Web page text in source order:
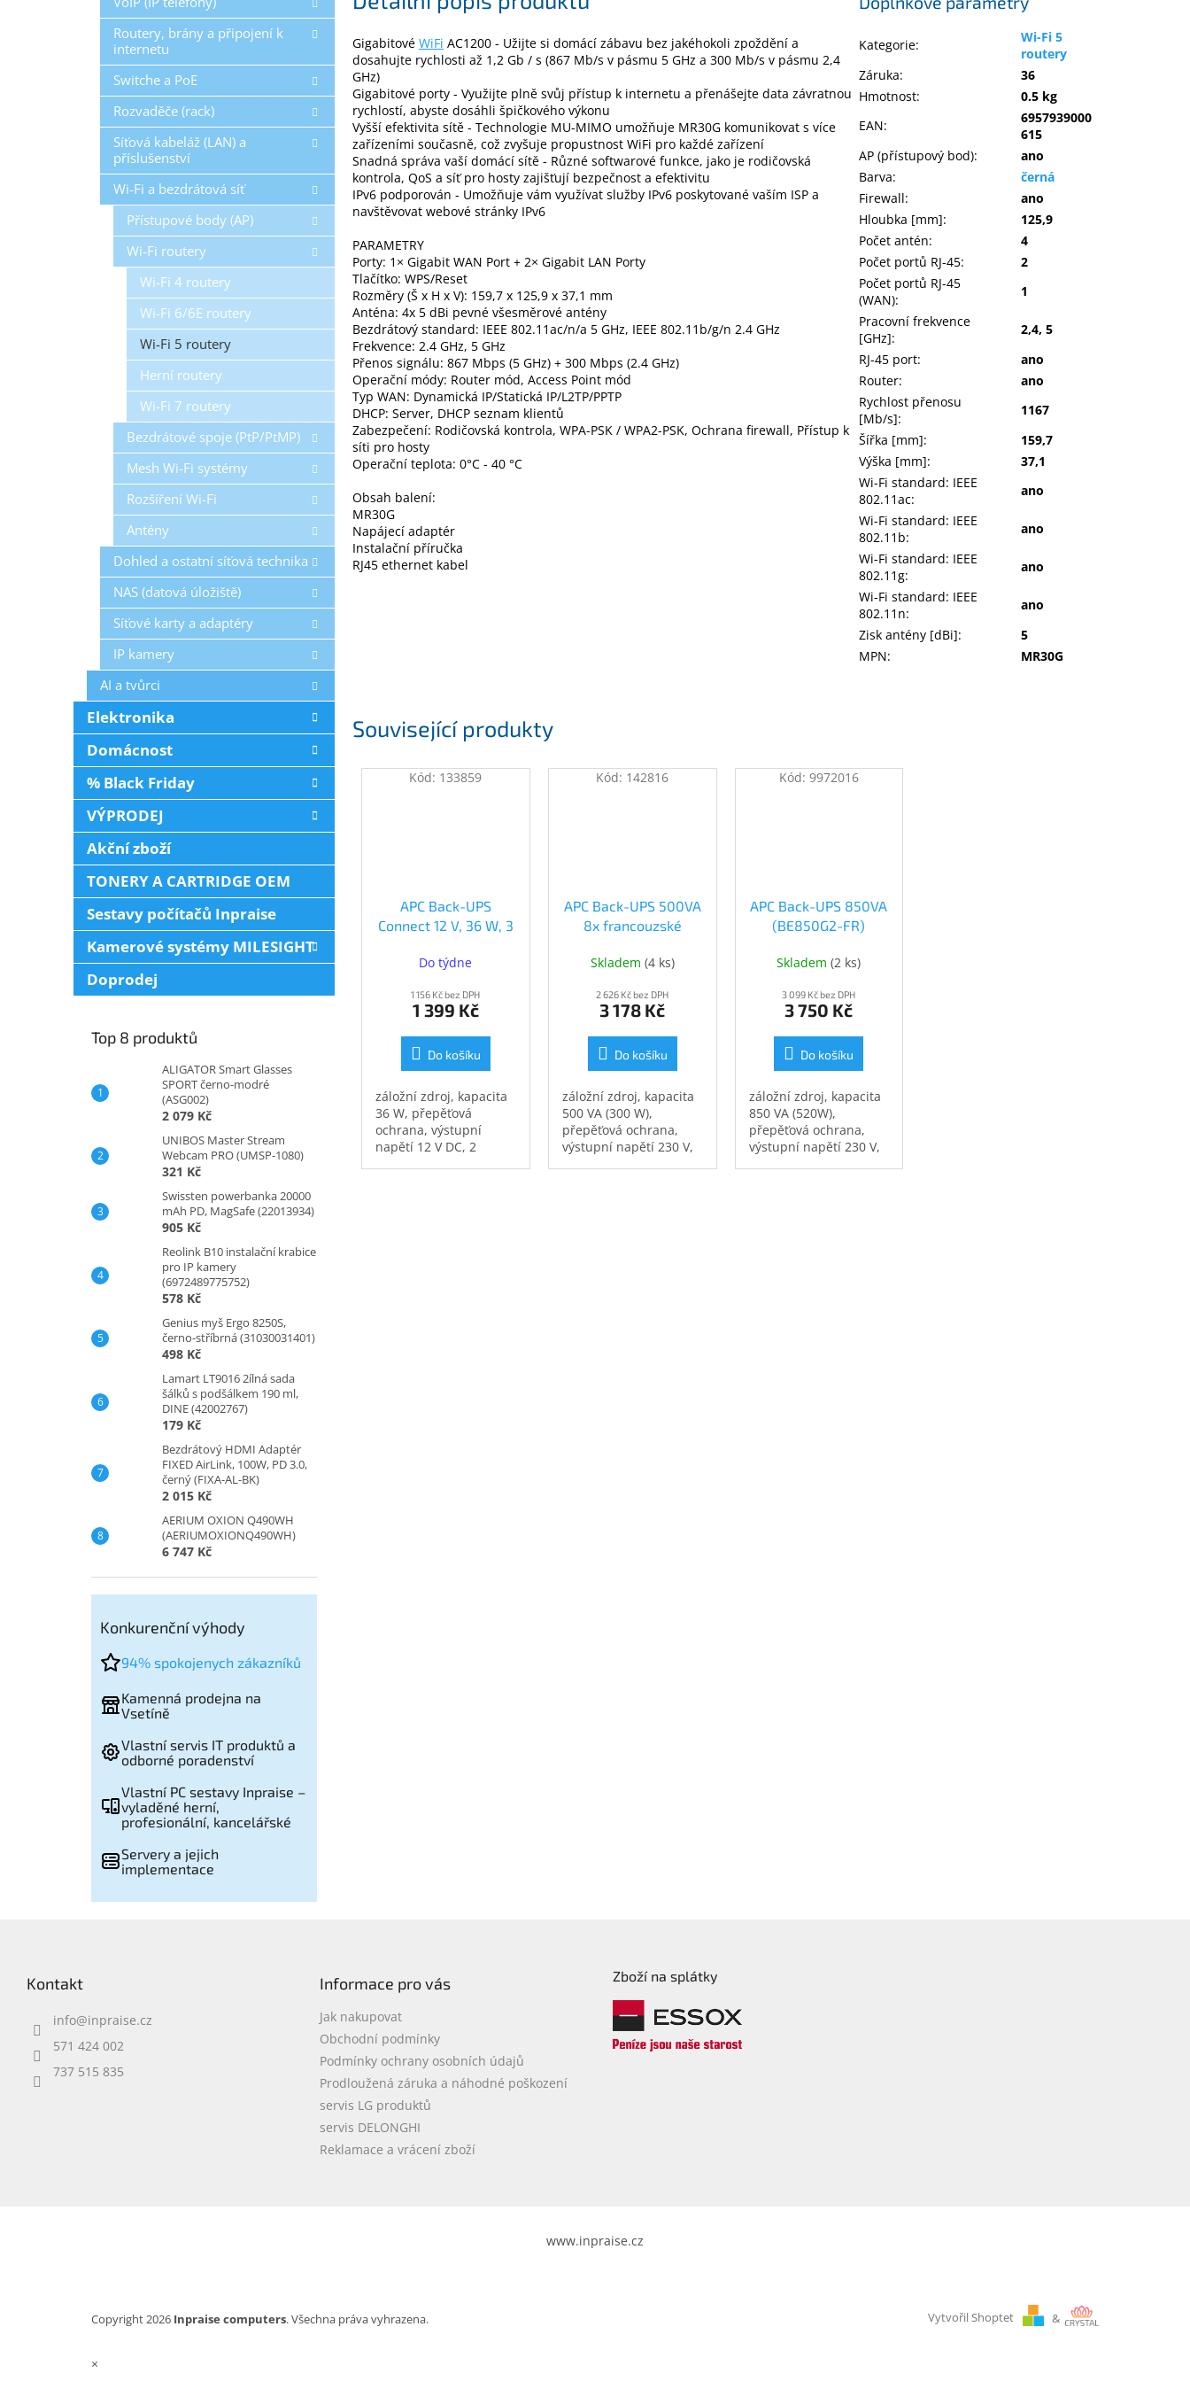
Routery, brány a připojení k
internetu
Switche a PoE
Rozvaděče (rack)
Síťová kabeláž (LAN) a
příslušenství
Wi-Fi a bezdrátová síť
Přístupové body (AP)
Wi-Fi routery
Wi-Fi 4 routery
Wi-Fi 6/6E routery
Wi-Fi 5 routery
Herní routery
Wi-Fi 7 routery
Bezdrátové spoje (PtP/PtMP)
Mesh Wi-Fi systémy
Rozšíření Wi-Fi
Antény
Dohled a ostatní síťová technika
NAS (datová úložiště)
Síťové karty a adaptéry
IP kamery
AI a tvůrci
Elektronika
Domácnost
% Black Friday
VÝPRODEJ
Akční zboží
TONERY A CARTRIDGE OEM
Sestavy počítačů Inpraise
Kamerové systémy MILESIGHT
Doprodej
Top 8 produktů
ALIGATOR Smart Glasses
SPORT černo-modré
(ASG002)
2 079 Kč
UNIBOS Master Stream
Webcam PRO (UMSP-1080)
321 Kč
Swissten powerbanka 20000
mAh PD, MagSafe (22013934)
905 Kč
Reolink B10 instalační krabice
pro IP kamery
(6972489775752)
578 Kč
Genius myš Ergo 8250S,
černo-stříbrná (31030031401)
498 Kč
Lamart LT9016 2ílná sada
šálků s podšálkem 190 ml,
DINE (42002767)
179 Kč
Bezdrátový HDMI Adaptér
FIXED AirLink, 100W, PD 3.0,
černý (FIXA-AL-BK)
2 015 Kč
AERIUM OXION Q490WH
(AERIUMOXIONQ490WH)
6 747 Kč
Konkurenční výhody
94% spokojenych zákazníků
Kamenná prodejna na
Vsetíně
Vlastní servis IT produktů a
odborné poradenství
Vlastní PC sestavy Inpraise –
vyladěné herní,
profesionální, kancelářské
Servery a jejich
implementace
Související produkty
APC Back-UPS
Connect 12 V, 36 W, 3
Do týdne
1 156 Kč bez DPH
1 399 Kč
Do košíku
záložní zdroj, kapacita
36 W, přepěťová
ochrana, výstupní
napětí 12 V DC, 2
Kód: 133859
APC Back-UPS 500VA
8x francouzské
FR)
Skladem (4 ks)
2 626 Kč bez DPH
3 178 Kč
Do košíku
záložní zdroj, kapacita
500 VA (300 W),
přepěťová ochrana,
výstupní napětí 230 V,
Kód: 142816
APC Back-UPS 850VA
(BE850G2-FR)
Skladem(2 ks)
3 099 Kč bez DPH
3 750 Kč
Do košíku
záložní zdroj, kapacita
850 VA (520W),
přepěťová ochrana,
výstupní napětí 230 V,
Kód: 9972016
Gigabitové WiFi AC1200 - Užijte si domácí zábavu bez jakéhokoli zpoždění a
dosahujte rychlosti až 1,2 Gb / s (867 Mb/s v pásmu 5 GHz a 300 Mb/s v pásmu 2,4
GHz)
Gigabitové porty - Využijte plně svůj přístup k internetu a přenášejte data závratnou
rychlostí, abyste dosáhli špičkového výkonu
Vyšší efektivita sítě - Technologie MU-MIMO umožňuje MR30G komunikovat s více
zařízeními současně, což zvyšuje propustnost WiFi pro každé zařízení
Snadná správa vaší domácí sítě - Různé softwarové funkce, jako je rodičovská
kontrola, QoS a síť pro hosty zajišťují bezpečnost a efektivitu
IPv6 podporován - Umožňuje vám využívat služby IPv6 poskytované vaším ISP a
navštěvovat webové stránky IPv6
PARAMETRY
Porty: 1× Gigabit WAN Port + 2× Gigabit LAN Porty
Tlačítko: WPS/Reset
Rozměry (Š x H x V): 159,7 x 125,9 x 37,1 mm
Anténa: 4x 5 dBi pevné všesměrové antény
Bezdrátový standard: IEEE 802.11ac/n/a 5 GHz, IEEE 802.11b/g/n 2.4 GHz
Frekvence: 2.4 GHz, 5 GHz
Přenos signálu: 867 Mbps (5 GHz) + 300 Mbps (2.4 GHz)
Operační módy: Router mód, Access Point mód
Typ WAN: Dynamická IP/Statická IP/L2TP/PPTP
DHCP: Server, DHCP seznam klientů
Zabezpečení: Rodičovská kontrola, WPA-PSK / WPA2-PSK, Ochrana firewall, Přístup k
síti pro hosty
Operační teplota: 0°C - 40 °C
Obsah balení:
MR30G
Napájecí adaptér
Instalační příručka
RJ45 ethernet kabel
Kategorie:
Wi-Fi 5
routery
Záruka:
36
Hmotnost:
0.5 kg
EAN:
6957939000
615
AP (přístupový bod):
ano
Barva:
černá
Firewall:
ano
Hloubka [mm]:
125,9
Počet antén:
4
Počet portů RJ-45:
2
Počet portů RJ-45
(WAN):
1
Pracovní frekvence
[GHz]:
2,4, 5
RJ-45 port:
ano
Router:
ano
Rychlost přenosu
[Mb/s]:
1167
Šířka [mm]:
159,7
Výška [mm]:
37,1
Wi-Fi standard: IEEE
802.11ac:
ano
Wi-Fi standard: IEEE
802.11b:
ano
Wi-Fi standard: IEEE
802.11g:
ano
Wi-Fi standard: IEEE
802.11n:
ano
Zisk antény [dBi]:
5
MPN: MR30G
Kontakt
info@inpraise.cz
571 424 002
737 515 835
Informace pro vás
Jak nakupovat
Obchodní podmínky
Podmínky ochrany osobních údajů
Prodloužená záruka a náhodné poškození
servis LG produktů
servis DELONGHI
Reklamace a vrácení zboží
Zboží na splátky
www.inpraise.cz
Vytvořil Shoptet &
Copyright 2026 Inpraise computers. Všechna práva vyhrazena.
×